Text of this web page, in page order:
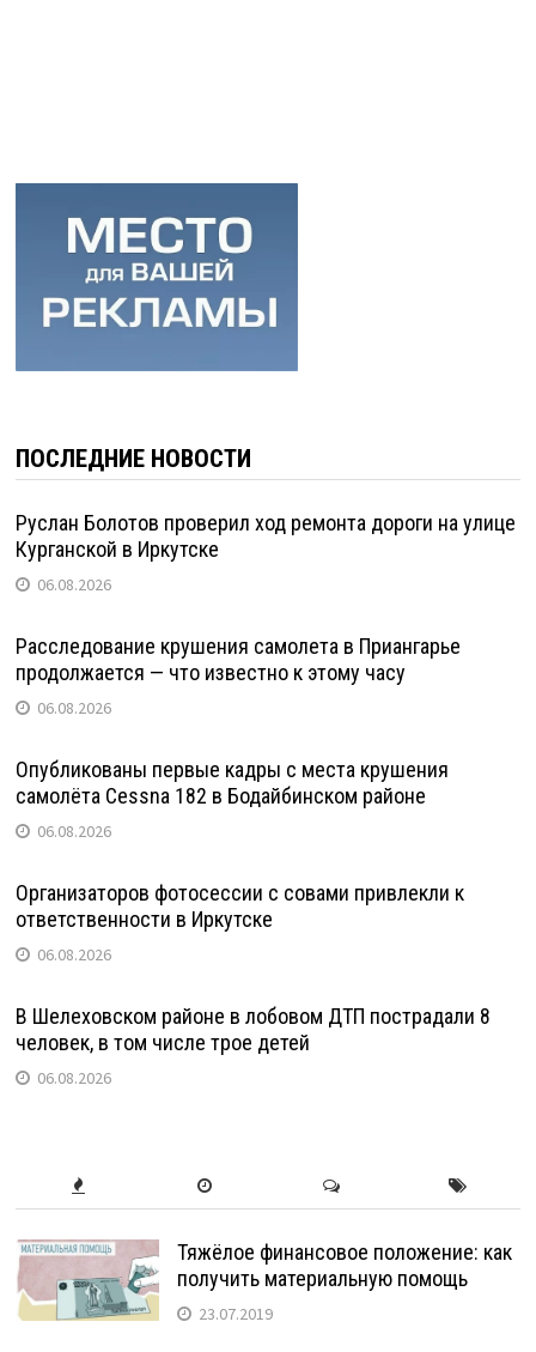
ПОСЛЕДНИЕ НОВОСТИ
Руслан Болотов проверил ход ремонта дороги на улице
Курганской в Иркутске
06.08.2026
Расследование крушения самолета в Приангарье
продолжается — что известно к этому часу
06.08.2026
Опубликованы первые кадры с места крушения
самолёта Cessna 182 в Бодайбинском районе
06.08.2026
Организаторов фотосессии с совами привлекли к
ответственности в Иркутске
06.08.2026
В Шелеховском районе в лобовом ДТП пострадали 8
человек, в том числе трое детей
06.08.2026
Тяжёлое финансовое положение: как
получить материальную помощь
23.07.2019